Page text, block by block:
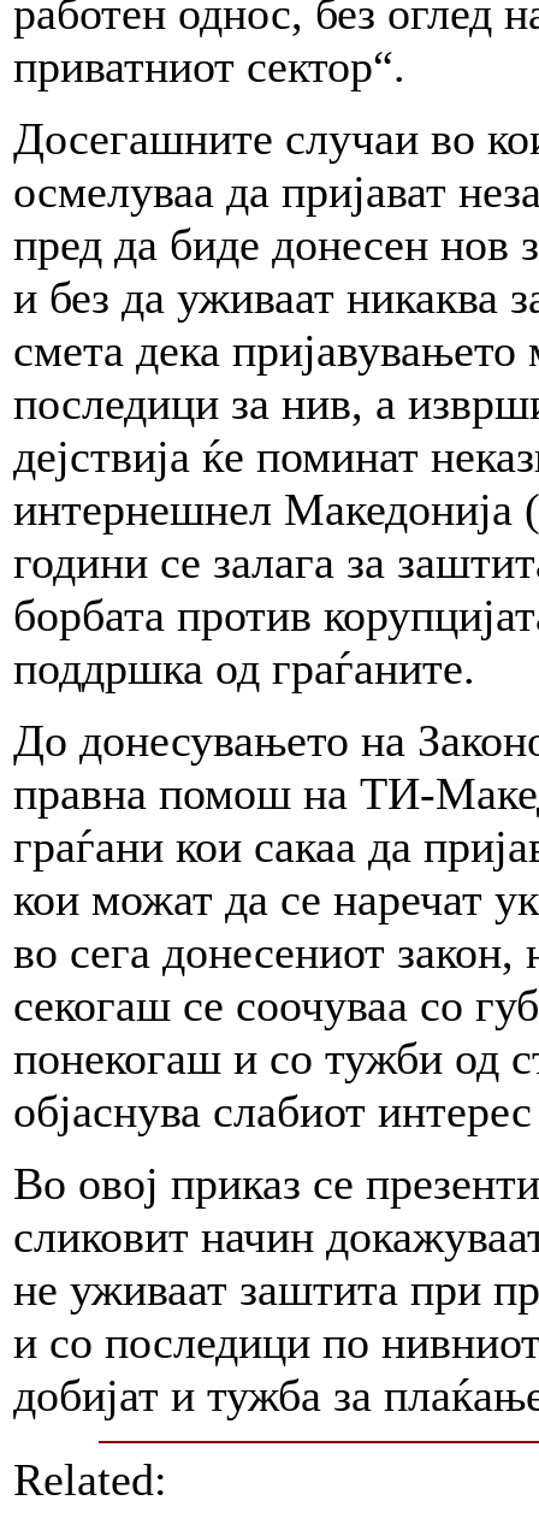
работен однос, без оглед
приватниот сектор“.
Досегашните случаи во
осмелуваа да пријават
пред да биде донесен нов
и без да уживаат никаква
смета дека
последици за нив, а
дејствија ќе поминат
интернешнел Македонија
години се залага за
борбата против
поддршка од граѓаните.
До донесувањето на
правна помош на ТИ-
граѓани кои сакаа да
кои можат да се наречат
во сега донесениот
секогаш се соочуваа со
понекогаш и со тужби од
објаснува слабиот
Во овој приказ се
сликовит начин
не уживаат заштита при
и со последици по
добијат и тужба за
Related: